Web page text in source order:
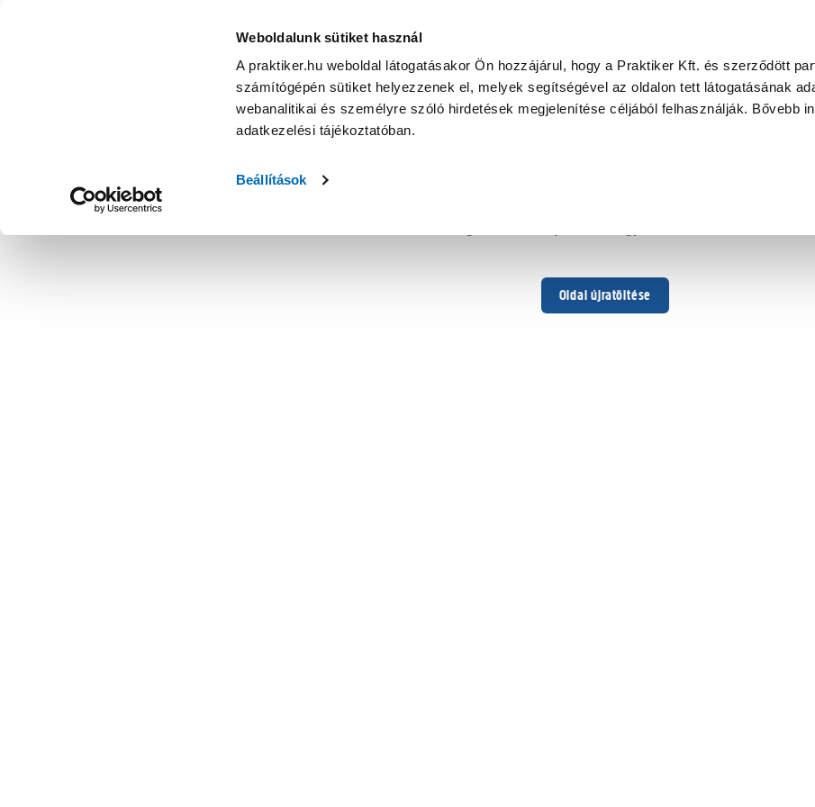
Weboldalunk sütiket használ
A praktiker.hu weboldal látogatásakor Ön hozzájárul, hogy a Praktiker Kft. és szerződött
számítógépén sütiket helyezzenek el, melyek segítségével az oldalon tett látogatásának
webanalitikai és személyre szóló hirdetések megjelenítése céljából felhasználják. Bővebb
adatkezelési tájékoztatóban.
Beállítások
Oldal újratöltése